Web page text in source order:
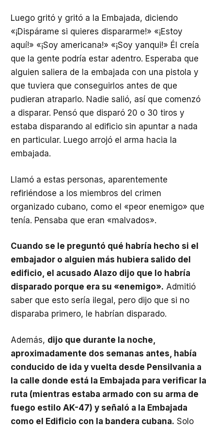
Luego gritó y gritó a la Embajada, diciendo
«¡Dispárame si quieres dispararme!» «¡Estoy
aquí!» «¡Soy americana!» «¡Soy yanqui!» Él creía
que la gente podría estar adentro. Esperaba que
alguien saliera de la embajada con una pistola y
que tuviera que conseguirlos antes de que
pudieran atraparlo. Nadie salió, así que comenzó
a disparar. Pensó que disparó 20 o 30 tiros y
estaba disparando al edificio sin apuntar a nada
en particular. Luego arrojó el arma hacia la
embajada.
Llamó a estas personas, aparentemente
refiriéndose a los miembros del crimen
organizado cubano, como el «peor enemigo» que
tenía. Pensaba que eran «malvados».
Cuando se le preguntó qué habría hecho si el
embajador o alguien más hubiera salido del
edificio, el acusado Alazo dijo que lo habría
disparado porque era su «enemigo». Admitió
saber que esto sería ilegal, pero dijo que si no
disparaba primero, le habrían disparado.
Además, dijo que durante la noche,
aproximadamente dos semanas antes, había
conducido de ida y vuelta desde Pensilvania a
la calle donde está la Embajada para verificar la
ruta (mientras estaba armado con su arma de
fuego estilo AK-47) y señaló a la Embajada
como el Edificio con la bandera cubana. Solo